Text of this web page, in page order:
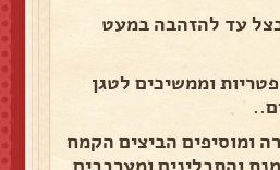
עד להזהבה במעט
וממשיכים לטגן
ומוסיפים הביצים הקמח